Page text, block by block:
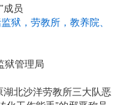
成员
狱，劳教所，教养院、
狱管理局
湖北沙洋劳教所三大队恶